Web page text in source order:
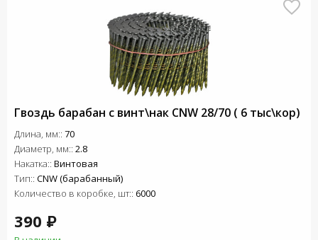
Гвоздь барабан с винт\нак СNW 28/70 ( 6 тыс\кор)
Длина, мм:: 70
Диаметр, мм:: 2.8
Накатка:: Винтовая
Тип:: CNW (барабанный)
Количество в коробке, шт:: 6000
390 ₽